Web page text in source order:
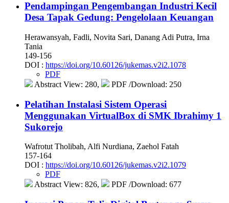
Pendampingan Pengembangan Industri Kecil
Desa Tapak Gedung: Pengelolaan Keuangan
Herawansyah, Fadli, Novita Sari, Danang Adi Putra, Irna
Tania
149-156
DOI : https://doi.org/10.60126/jukemas.v2i2.1078
PDF
Abstract View: 280,
PDF /Download: 250
Pelatihan Instalasi Sistem Operasi
Menggunakan VirtualBox di SMK Ibrahimy 1
Sukorejo
Wafrotut Tholibah, Alfi Nurdiana, Zaehol Fatah
157-164
DOI : https://doi.org/10.60126/jukemas.v2i2.1079
PDF
Abstract View: 826,
PDF /Download: 677